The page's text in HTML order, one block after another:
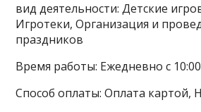
вид деятельности: Детские
Игротеки, Организация и
праздников
Время работы: Ежедневно с
Способ оплаты: Оплата картой,